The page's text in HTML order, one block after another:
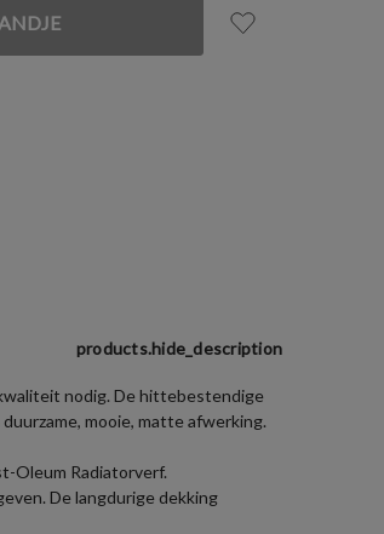
products.hide_description
nodig. De hittebestendige
mooie, matte afwerking.
Oleum Radiatorverf.
De langdurige dekking